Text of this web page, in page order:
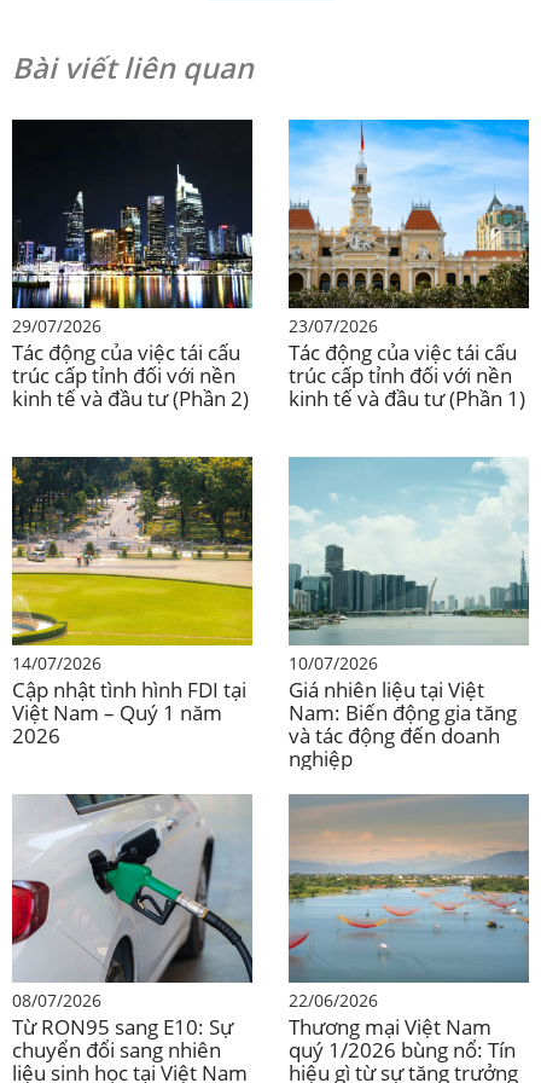
Vietnam’s new FDI by industry in 2024
100% = 38 tỷ USD
Nguồn:Bộ Kế hoạch và Đầu tư
Trong số 55 tỉnh, thành phố thu hút FDI năm 2024, Bắc
Ninh dẫn đầu cả nước với vốn đầu tư đăng ký tăng gấp
3 lần so với năm 2023, đạt trên 5 tỷ USD và chiếm 16%
tổng vốn FDI. Quảng Ninh và TP.HCM bám sát, mỗi địa
phương thu hút trên 2 tỷ USD, chiếm 7% tổng vốn FDI.
Bài viết liên quan
29/07/2026
Tác động của việc tái cấu
trúc cấp tỉnh đối với nền
kinh tế và đầu tư (Phần 2)
23/07/2026
Tác động của việc tái cấu
trúc cấp tỉnh đối với nền
kinh tế và đầu tư (Phần 1)
14/07/2026
Cập nhật tình hình FDI tại
Việt Nam – Quý 1 năm
2026
10/07/2026
Giá nhiên liệu tại Việt
Nam: Biến động gia tăng
và tác động đến doanh
nghiệp
08/07/2026
Từ RON95 sang E10: Sự
chuyển đổi sang nhiên
liệu sinh học tại Việt Nam
22/06/2026
Thương mại Việt Nam
quý 1/2026 bùng nổ: Tín
hiệu gì từ sự tăng trưởng